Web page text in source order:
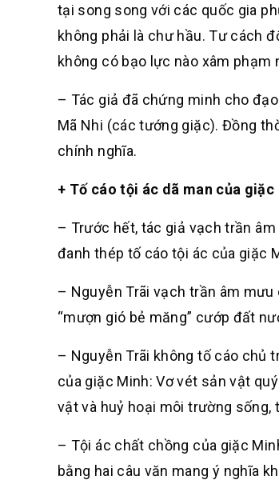
tại song song với các quốc gia
không phải là chư hầu. Tư cách
không có bạo lực nào xâm phạm
– Tác giả đã chứng minh cho
Mã Nhi (các tướng giặc). Đồng
chính nghĩa.
+ Tố cáo tội ác dã man của giặc
– Trước hết, tác giả vạch trần
đanh thép tố cáo tội ác của giặc
– Nguyễn Trãi vạch trần âm
“mượn gió bẻ măng” cướp đất
– Nguyễn Trãi không tố cáo chủ
của giặc Minh: Vơ vét sản vật
vật và huỷ hoại môi trường sống,
– Tội ác chất chồng của giặc
bằng hai câu văn mang ý nghĩa